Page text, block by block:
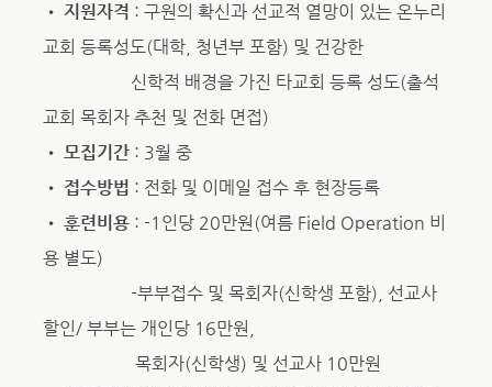
• 지원자격 : 구원의 확신과 선교적 열망이 있는 온누리
교회 등록성도(대학, 청년부 포함) 및 건강한
신학적 배경을 가진 타교회 등록 성도(출석
교회 목회자 추천 및 전화 면접)
• 모집기간: 3월 중
• 접수방법 : 전화 및 이메일 접수 후 현장등록
• 훈련비용: -1인당 20만원(여름 Field Operation 비
용 별도)
-부부접수 및 목회자(신학생 포함), 선교사
할인/ 부부는 개인당 16만원,
목회자(신학생) 및 선교사 10만원